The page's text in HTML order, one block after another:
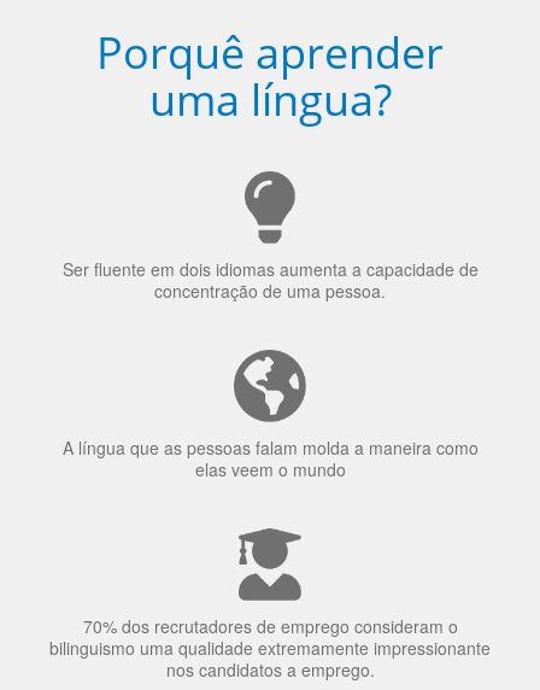
Porquê aprender
uma língua?
Ser fluente em dois idiomas aumenta a capacidade de
A língua que as pessoas falam molda a maneira como
70% dos recrutadores de emprego consideram o
bilinguismo uma qualidade extremamente impressionante